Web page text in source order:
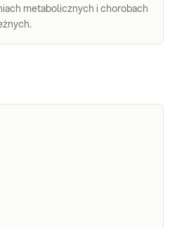
metabolicznych i chorobach